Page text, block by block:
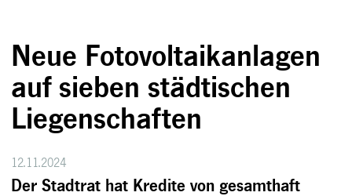
Neue Fotovoltaikanlagen
auf sieben städtischen
Liegenschaften
12.11.2024
Der Stadtrat hat Kredite von gesamthaft